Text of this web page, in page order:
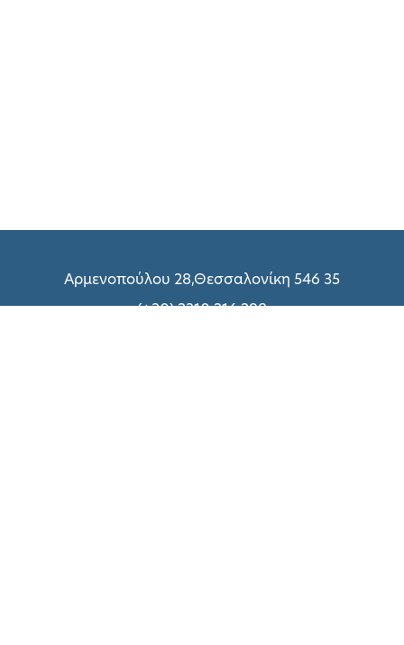
Αρμενοπούλου 28,Θεσσαλονίκη 546 35
(+30) 2310 216 298